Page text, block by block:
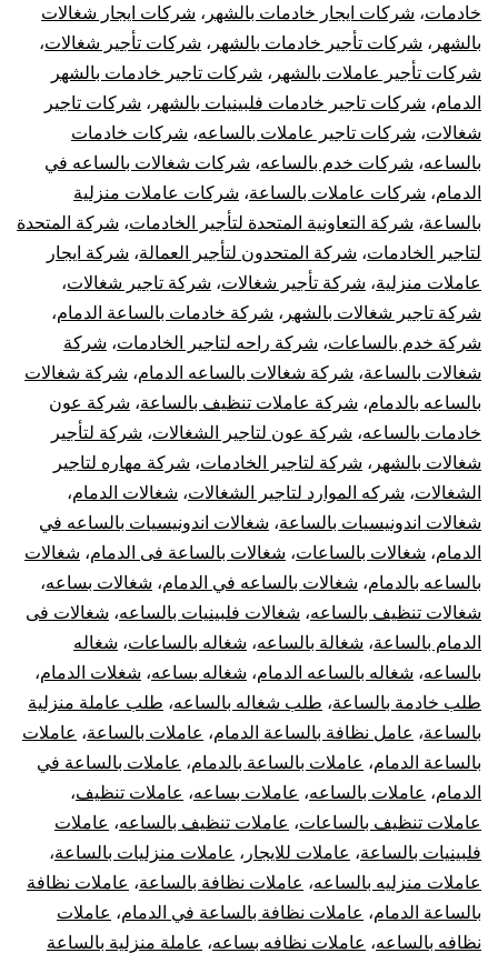
خادمات، شركات ايجار خادمات بالشهر ، شركات ايجار شغالات
بالشهر ، شركات تأجير خادمات بالشهر ، شركات تأجير شغالات،
شركات تأجير عاملات بالشهر ، شركات تاجير خادمات بالشهر
الدمام، شركات تاجير خادمات فلبينيات بالشهر ، شركات تاجير
شغالات، شركات تاجير عاملات بالساعه، شركات خادمات
بالساعه، شركات خدم بالساعه، شركات شغالات بالساعه في
الدمام، شركات عاملات بالساعة، شركات عاملات منزلية
بالساعة، شركة التعاونية المتحدة لتأجير الخادمات، شركة المتحدة
لتاجير الخادمات، شركة المتحدون لتأجير العمالة، شركة ايجار
عاملات منزلية، شركة تأجير شغالات، شركة تاجير شغالات،
شركة تاجير شغالات بالشهر ، شركة خادمات بالساعة الدمام،
شركة خدم بالساعات، شركة راحه لتاجير الخادمات، شركة
شغالات بالساعة، شركة شغالات بالساعه الدمام، شركة شغالات
بالساعه بالدمام، شركة عاملات تنظيف بالساعة، شركة عون
خادمات بالساعه، شركة عون لتاجير الشغالات، شركة لتأجير
شغالات بالشهر ، شركة لتاجير الخادمات، شركة مهاره لتاجير
الشغالات، شركه الموارد لتاجير الشغالات، شغالات الدمام،
شغالات اندونيسيات بالساعة، شغالات اندونيسيات بالساعه في
الدمام، شغالات بالساعات، شغالات بالساعة فى الدمام، شغالات
بالساعه بالدمام، شغالات بالساعه في الدمام، شغالات بساعه،
شغالات تنظيف بالساعه، شغالات فلبينيات بالساعه، شغالات فى
الدمام بالساعة، شغالة بالساعه، شغاله بالساعات، شغاله
بالساعه، شغاله بالساعه الدمام، شغاله بساعه، شغلات الدمام،
طلب خادمة بالساعة، طلب شغاله بالساعه، طلب عاملة منزلية
بالساعة، عامل نظافة بالساعة الدمام، عاملات بالساعة، عاملات
بالساعة الدمام، عاملات بالساعة بالدمام، عاملات بالساعة في
الدمام، عاملات بالساعه، عاملات بساعه، عاملات تنظيف،
عاملات تنظيف بالساعات، عاملات تنظيف بالساعه، عاملات
فلبينيات بالساعة، عاملات للايجار ، عاملات منزليات بالساعة،
عاملات منزليه بالساعه، عاملات نظافة بالساعة، عاملات نظافة
بالساعة الدمام، عاملات نظافة بالساعة في الدمام، عاملات
نظافه بالساعه، عاملات نظافه بساعه، عاملة منزلية بالساعة